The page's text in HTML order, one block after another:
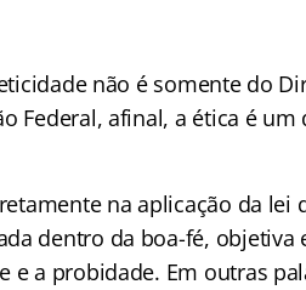
não é somente do
Federal, afinal, a ética é
na aplicação da
dentro da boa-fé,
e a probidade. Em outras